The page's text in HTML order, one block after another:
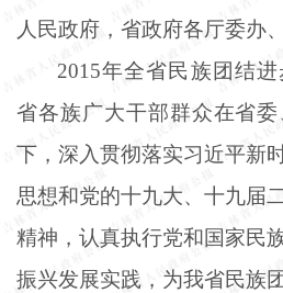
人民政府，省政府各厅委办
2015年全省民族团结
省各族广大干部群众在省
下，深入贯彻落实习近平新
思想和党的十九大、十九届
精神，认真执行党和国家民
振兴发展实践，为我省民族